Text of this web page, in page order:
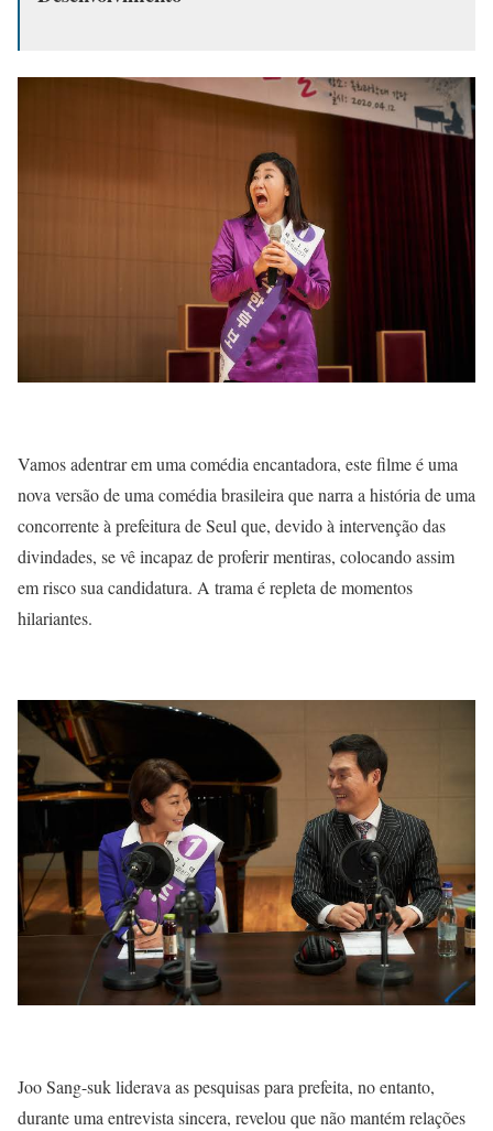
Vamos adentrar em uma comédia encantadora, este filme é uma
nova versão de uma comédia brasileira que narra a história de uma
concorrente à prefeitura de Seul que, devido à intervenção das
divindades, se vê incapaz de proferir mentiras, colocando assim
em risco sua candidatura. A trama é repleta de momentos
hilariantes.
Joo Sang-suk liderava as pesquisas para prefeita, no entanto,
durante uma entrevista sincera, revelou que não mantém relações